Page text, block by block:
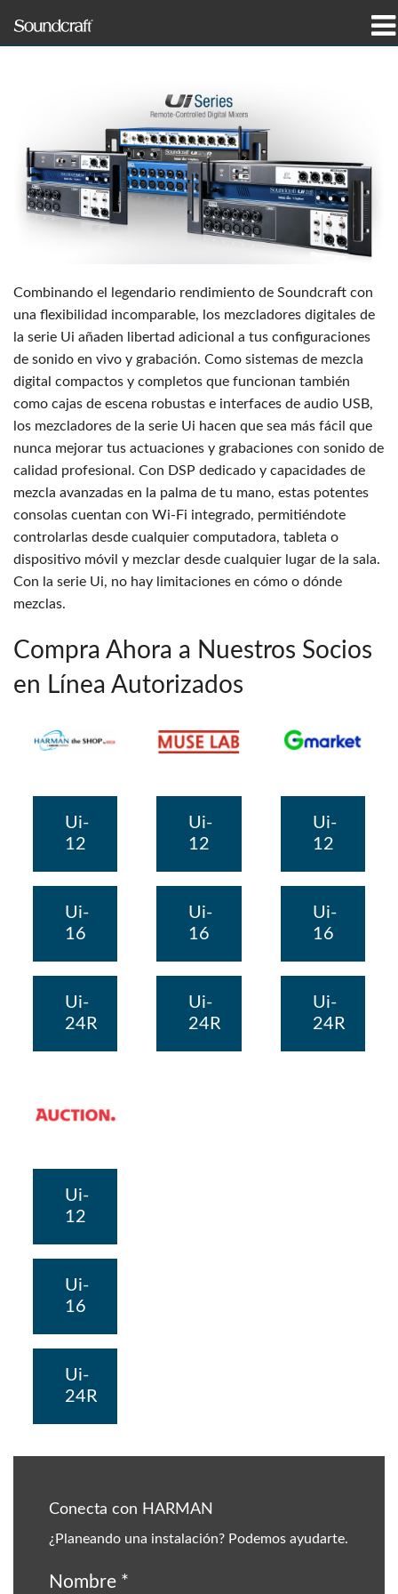
dónde comprar
capacitación
Combinando el legendario rendimiento de Soundcraft con
una flexibilidad incomparable, los mezcladores digitales de
la serie Ui añaden libertad adicional a tus configuraciones
de sonido en vivo y grabación. Como sistemas de mezcla
digital compactos y completos que funcionan también
como cajas de escena robustas e interfaces de audio USB,
los mezcladores de la serie Ui hacen que sea más fácil que
nunca mejorar tus actuaciones y grabaciones con sonido de
calidad profesional. Con DSP dedicado y capacidades de
mezcla avanzadas en la palma de tu mano, estas potentes
consolas cuentan con Wi-Fi integrado, permitiéndote
controlarlas desde cualquier computadora, tableta o
dispositivo móvil y mezclar desde cualquier lugar de la sala.
Con la serie Ui, no hay limitaciones en cómo o dónde
mezclas.
Compra Ahora a Nuestros Socios
en Línea Autorizados
Ui-
12
Ui-
16
Ui-
24R
Ui-
12
Ui-
16
Ui-
24R
Ui-
12
Ui-
16
Ui-
24R
Ui-
12
Ui-
16
Ui-
24R
Conecta con HARMAN
¿Planeando una instalación? Podemos ayudarte.
Nombre *